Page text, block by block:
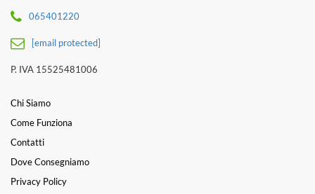
065401220
[email protected]
P. IVA 15525481006
Chi Siamo
Come Funziona
Contatti
Dove Consegniamo
Privacy Policy